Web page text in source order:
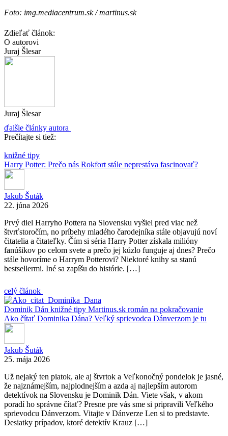
Foto: img.mediacentrum.sk / martinus.sk
Zdieľať článok:
O autorovi
Juraj Šlesar
Juraj Šlesar
ďalšie články autora
Prečítajte si tiež:
knižné tipy
Harry Potter: Prečo nás Rokfort stále neprestáva fascinovať?
Jakub Šuták
22. júna 2026
Prvý diel Harryho Pottera na Slovensku vyšiel pred viac než
štvrťstoročím, no príbehy mladého čarodejníka stále objavujú noví
čitatelia a čitateľky. Čím si séria Harry Potter získala milióny
fanúšikov po celom svete a prečo jej kúzlo funguje aj dnes? Prečo
stále hovoríme o Harrym Potterovi? Niektoré knihy sa stanú
bestsellermi. Iné sa zapíšu do histórie. […]
celý článok
Dominik Dán knižné tipy Martinus.sk román na pokračovanie
Ako čítať Dominika Dána? Veľký sprievodca Dánverzom je tu
Jakub Šuták
25. mája 2026
Už nejaký ten piatok, ale aj štvrtok a Veľkonočný pondelok je jasné,
že najznámejším, najplodnejším a azda aj najlepším autorom
detektívok na Slovensku je Dominik Dán. Viete však, v akom
poradí ho správne čítať? Presne pre vás sme si pripravili Veľkého
sprievodcu Dánverzom. Vitajte v Dánverze Len si to predstavte.
Desiatky prípadov, ktoré detektív Krauz […]